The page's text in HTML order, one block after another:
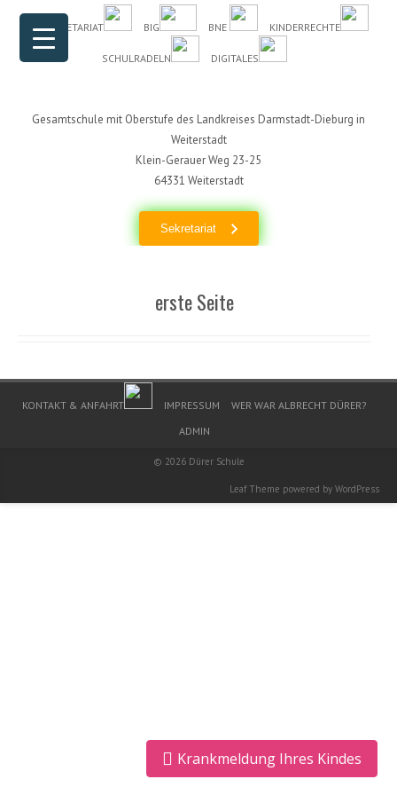
DAS SEKRETARIAT
BIG BNE KINDERRECHTE
SCHULRADELN DIGITALES
Gesamtschule mit Oberstufe des Landkreises Darmstadt-Dieburg in
Weiterstadt
Klein-Gerauer Weg 23-25
64331 Weiterstadt
Sekretariat
erste Seite
KONTAKT & ANFAHRT IMPRESSUM
WER WAR ALBRECHT DÜRER?
ADMIN
© 2026 Dürer Schule
Leaf Theme powered by WordPress
Krankmeldung Ihres Kindes